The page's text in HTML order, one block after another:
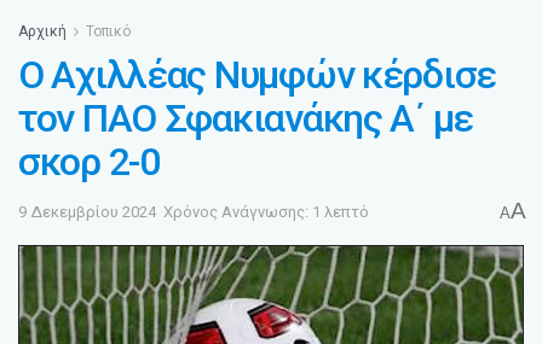
Αρχική Τοπικό
Ο Αχιλλέας Νυμφών κέρδισε
τον ΠΑΟ Σφακιανάκης Α΄ με
σκορ 2-0
9 Δεκεμβρίου 2024 Χρόνος Ανάγνωσης: 1 λεπτό AA